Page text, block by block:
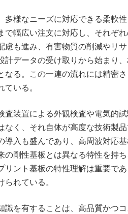
様なニーズに対応できる柔軟
幅広い注文に対応し、それぞ
も進み、有害物質の削減やリ
データの受け取りから始まり
る。この一連の流れには精密
いる。
装置による外観検査や電気的
なく、それ自体が高度な技術製
入も盛んであり、高周波対応
の剛性基板とは異なる特性を持
ント基板の特性理解は重要で
れている。
を有することは、高品質かつ